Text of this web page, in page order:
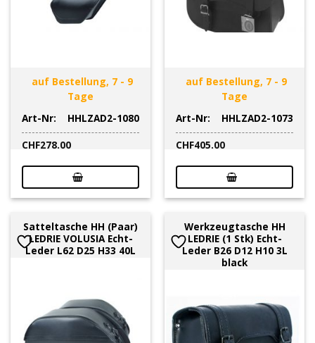
auf Bestellung, 7 - 9
Tage
Art-Nr:
HHLZAD2-1080
CHF278.00
auf Bestellung, 7 - 9
Tage
Art-Nr:
HHLZAD2-1073
CHF405.00
Satteltasche HH (Paar)
LEDRIE VOLUSIA Echt-
Leder L62 D25 H33 40L
Werkzeugtasche HH
LEDRIE (1 Stk) Echt-
Leder B26 D12 H10 3L
black